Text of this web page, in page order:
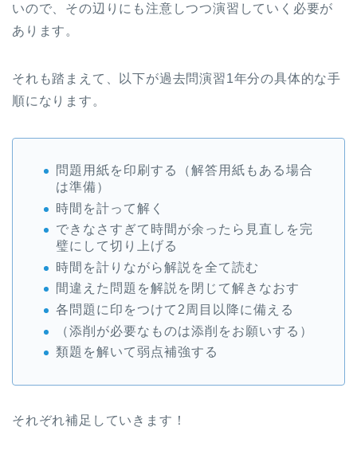
いので、その辺りにも注意しつつ演習していく必要が
あります。
それも踏まえて、以下が過去問演習1年分の具体的な手
順になります。
問題用紙を印刷する（解答用紙もある場合
は準備）
時間を計って解く
できなさすぎて時間が余ったら見直しを完
璧にして切り上げる
時間を計りながら解説を全て読む
間違えた問題を解説を閉じて解きなおす
各問題に印をつけて2周目以降に備える
（添削が必要なものは添削をお願いする）
類題を解いて弱点補強する
それぞれ補足していきます！